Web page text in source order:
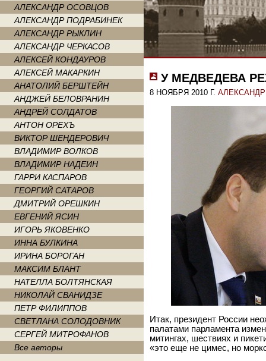
АЛЕКСАНДР ОСОВЦОВ
АЛЕКСАНДР ПОДРАБИНЕК
АЛЕКСАНДР РЫКЛИН
АЛЕКСАНДР ЧЕРКАСОВ
АЛЕКСЕЙ КОНДАУРОВ
АЛЕКСЕЙ МАКАРКИН
АНАТОЛИЙ БЕРШТЕЙН
АНДЖЕЙ БЕЛОВРАНИН
АНДРЕЙ СОЛДАТОВ
АНТОН ОРЕХЪ
ВИКТОР ШЕНДЕРОВИЧ
ВЛАДИМИР ВОЛКОВ
ВЛАДИМИР НАДЕИН
ГАРРИ КАСПАРОВ
ГЕОРГИЙ САТАРОВ
ДМИТРИЙ ОРЕШКИН
ЕВГЕНИЙ ЯСИН
ИГОРЬ ЯКОВЕНКО
ИННА БУЛКИНА
ИРИНА БОРОГАН
МАКСИМ БЛАНТ
НАТЕЛЛА БОЛТЯНСКАЯ
НИКОЛАЙ СВАНИДЗЕ
ПЕТР ФИЛИППОВ
СВЕТЛАНА СОЛОДОВНИК
СЕРГЕЙ МИТРОФАНОВ
Все авторы
У МЕДВЕДЕВА
8 НОЯБРЯ 2010 Г.
Итак, президент России
палатами парламента
митингах, шествиях и
«это еще не цимес, но